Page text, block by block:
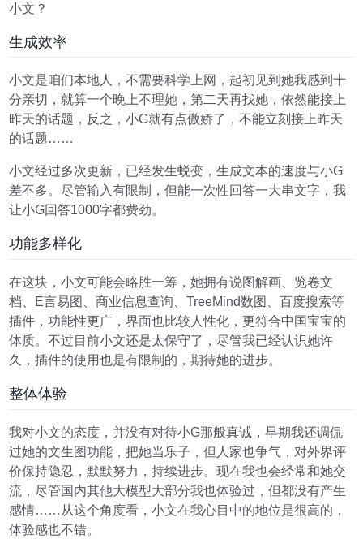
小文？
生成效率
小文是咱们本地人，不需要科学上网，起初见到她我感到十
分亲切，就算一个晚上不理她，第二天再找她，依然能接上
昨天的话题，反之，小G就有点傲娇了，不能立刻接上昨天
的话题……
小文经过多次更新，已经发生蜕变，生成文本的速度与小G
差不多。尽管输入有限制，但能一次性回答一大串文字，我
让小G回答1000字都费劲。
功能多样化
在这块，小文可能会略胜一筹，她拥有说图解画、览卷文
档、E言易图、商业信息查询、TreeMind数图、百度搜索等
插件，功能性更广，界面也比较人性化，更符合中国宝宝的
体质。不过目前小文还是太保守了，尽管我已经认识她许
久，插件的使用也是有限制的，期待她的进步。
整体体验
我对小文的态度，并没有对待小G那般真诚，早期我还调侃
过她的文生图功能，把她当乐子，但人家也争气，对外界评
价保持隐忍，默默努力，持续进步。现在我也会经常和她交
流，尽管国内其他大模型大部分我也体验过，但都没有产生
感情……从这个角度看，小文在我心目中的地位是很高的，
体验感也不错。